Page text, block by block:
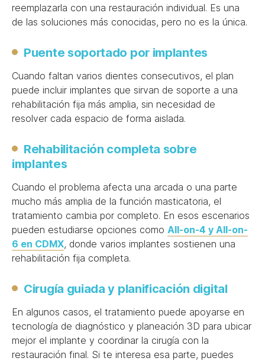
reemplazarla con una restauración individual. Es una
de las soluciones más conocidas, pero no es la única.
Puente soportado por implantes
Cuando faltan varios dientes consecutivos, el plan
puede incluir implantes que sirvan de soporte a una
rehabilitación fija más amplia, sin necesidad de
resolver cada espacio de forma aislada.
Rehabilitación completa sobre
implantes
Cuando el problema afecta una arcada o una parte
mucho más amplia de la función masticatoria, el
tratamiento cambia por completo. En esos escenarios
pueden estudiarse opciones como All-on-4 y All-on-
6 en CDMX, donde varios implantes sostienen una
rehabilitación fija completa.
Cirugía guiada y planificación digital
En algunos casos, el tratamiento puede apoyarse en
tecnología de diagnóstico y planeación 3D para ubicar
mejor el implante y coordinar la cirugía con la
restauración final. Si te interesa esa parte, puedes